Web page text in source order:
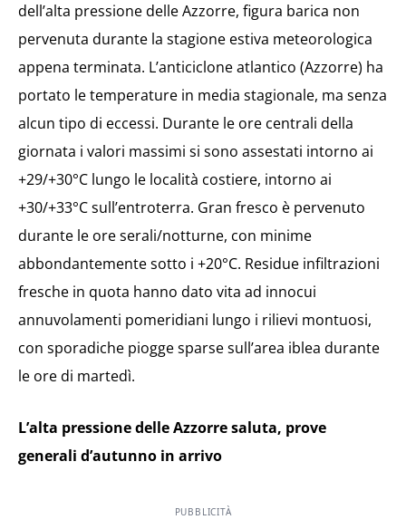
dell’alta pressione delle Azzorre, figura barica non
pervenuta durante la stagione estiva meteorologica
appena terminata. L’anticiclone atlantico (Azzorre) ha
portato le temperature in media stagionale, ma senza
alcun tipo di eccessi. Durante le ore centrali della
giornata i valori massimi si sono assestati intorno ai
+29/+30°C lungo le località costiere, intorno ai
+30/+33°C sull’entroterra. Gran fresco è pervenuto
durante le ore serali/notturne, con minime
abbondantemente sotto i +20°C. Residue infiltrazioni
fresche in quota hanno dato vita ad innocui
annuvolamenti pomeridiani lungo i rilievi montuosi,
con sporadiche piogge sparse sull’area iblea durante
le ore di martedì.
L’alta pressione delle Azzorre saluta, prove
generali d’autunno in arrivo
PUBBLICITÀ